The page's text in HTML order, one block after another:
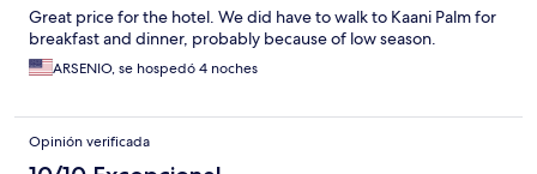
Great price for the hotel. We did have to walk to Kaani Palm for
breakfast and dinner, probably because of low season.
ARSENIO, se hospedó 4 noches
Opinión verificada